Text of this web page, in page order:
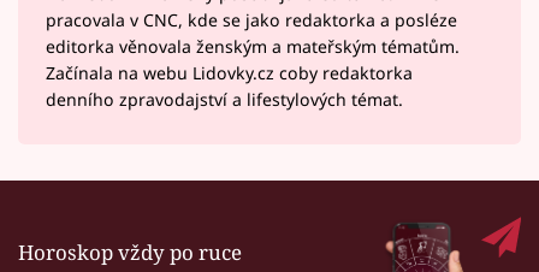
pracovala v CNC, kde se jako redaktorka a posléze
editorka věnovala ženským a mateřským tématům.
Začínala na webu Lidovky.cz coby redaktorka
denního zpravodajství a lifestylových témat.
Horoskop vždy po ruce